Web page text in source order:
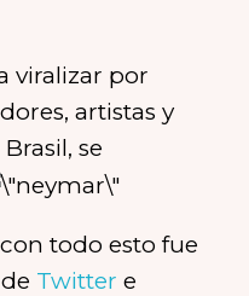
viralizar por
artistas y
se
todo esto fue
Twitter e